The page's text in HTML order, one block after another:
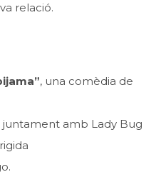
relació.
, una comèdia de
juntament amb Lady Bug